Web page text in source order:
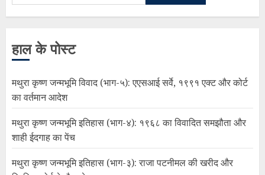
हाल के पोस्ट
मथुरा कृष्ण जन्मभूमि विवाद (भाग-५): एएसआई सर्वे, १९९१ एक्ट और कोर्ट
का वर्तमान आदेश
मथुरा कृष्ण जन्मभूमि इतिहास (भाग-४): १९६८ का विवादित समझौता और
शाही ईदगाह का पेंच
मथुरा कृष्ण जन्मभूमि इतिहास (भाग-३): राजा पटनीमल की खरीद और